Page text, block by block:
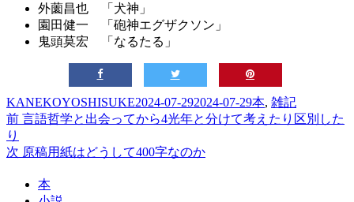
外薗昌也 「犬神」
園田健一 「砲神エグザクソン」
鬼頭莫宏 「なるたる」
投
稿
者
KANEKOYOSHISUKE投
稿
2024-07-292024-07-29カ
テ
本, 雑記
投
稿
前 前
投
言語哲学と出会ってから4光年と分けて考えたり区別した
り
次 次
投
原稿用紙はどうして400字なのか
本